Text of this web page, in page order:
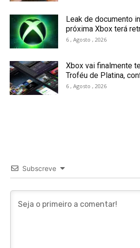
Leak de documento
próxima Xbox terá
6 , Agosto , 2026
Xbox vai finalmente
Troféu de Platina,
6 , Agosto , 2026
Subscreve